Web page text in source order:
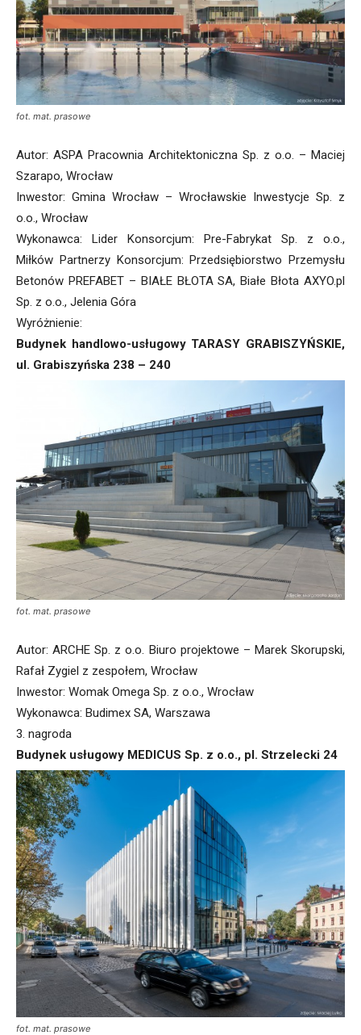
fot. mat. prasowe
Autor: ASPA Pracownia Architektoniczna Sp. z o.o. – Maciej
Szarapo, Wrocław
Inwestor: Gmina Wrocław – Wrocławskie Inwestycje Sp. z
o.o., Wrocław
Wykonawca: Lider Konsorcjum: Pre-Fabrykat Sp. z o.o.,
Miłków Partnerzy Konsorcjum: Przedsiębiorstwo Przemysłu
Betonów PREFABET – BIAŁE BŁOTA SA, Białe Błota AXYO.pl
Sp. z o.o., Jelenia Góra
Wyróżnienie:
Budynek handlowo-usługowy TARASY GRABISZYŃSKIE,
ul. Grabiszyńska 238 – 240
fot. mat. prasowe
Autor: ARCHE Sp. z o.o. Biuro projektowe – Marek Skorupski,
Rafał Zygiel z zespołem, Wrocław
Inwestor: Womak Omega Sp. z o.o., Wrocław
Wykonawca: Budimex SA, Warszawa
3. nagroda
Budynek usługowy MEDICUS Sp. z o.o., pl. Strzelecki 24
fot. mat. prasowe